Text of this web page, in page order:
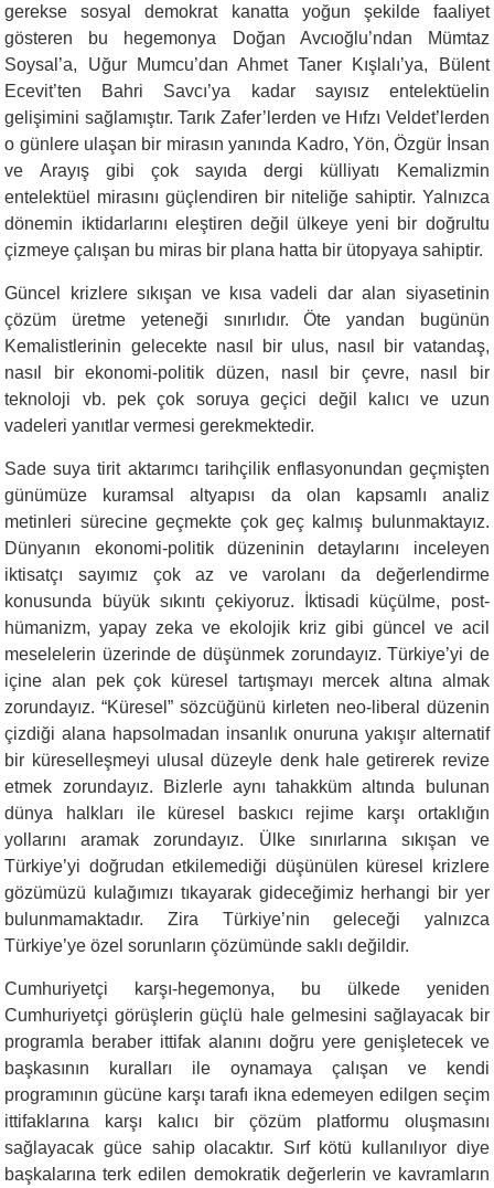
gerekse sosyal demokrat kanatta yoğun şekilde faaliyet
gösteren bu hegemonya Doğan Avcıoğlu’ndan Mümtaz
Soysal’a, Uğur Mumcu’dan Ahmet Taner Kışlalı’ya, Bülent
Ecevit’ten Bahri Savcı’ya kadar sayısız entelektüelin
gelişimini sağlamıştır. Tarık Zafer’lerden ve Hıfzı Veldet’lerden
o günlere ulaşan bir mirasın yanında Kadro, Yön, Özgür İnsan
ve Arayış gibi çok sayıda dergi külliyatı Kemalizmin
entelektüel mirasını güçlendiren bir niteliğe sahiptir. Yalnızca
dönemin iktidarlarını eleştiren değil ülkeye yeni bir doğrultu
çizmeye çalışan bu miras bir plana hatta bir ütopyaya sahiptir.
Güncel krizlere sıkışan ve kısa vadeli dar alan siyasetinin
çözüm üretme yeteneği sınırlıdır. Öte yandan bugünün
Kemalistlerinin gelecekte nasıl bir ulus, nasıl bir vatandaş,
nasıl bir ekonomi-politik düzen, nasıl bir çevre, nasıl bir
teknoloji vb. pek çok soruya geçici değil kalıcı ve uzun
vadeleri yanıtlar vermesi gerekmektedir.
Sade suya tirit aktarımcı tarihçilik enflasyonundan geçmişten
günümüze kuramsal altyapısı da olan kapsamlı analiz
metinleri sürecine geçmekte çok geç kalmış bulunmaktayız.
Dünyanın ekonomi-politik düzeninin detaylarını inceleyen
iktisatçı sayımız çok az ve varolanı da değerlendirme
konusunda büyük sıkıntı çekiyoruz. İktisadi küçülme, post-
hümanizm, yapay zeka ve ekolojik kriz gibi güncel ve acil
meselelerin üzerinde de düşünmek zorundayız. Türkiye’yi de
içine alan pek çok küresel tartışmayı mercek altına almak
zorundayız. “Küresel” sözcüğünü kirleten neo-liberal düzenin
çizdiği alana hapsolmadan insanlık onuruna yakışır alternatif
bir küreselleşmeyi ulusal düzeyle denk hale getirerek revize
etmek zorundayız. Bizlerle aynı tahakküm altında bulunan
dünya halkları ile küresel baskıcı rejime karşı ortaklığın
yollarını aramak zorundayız. Ülke sınırlarına sıkışan ve
Türkiye’yi doğrudan etkilemediği düşünülen küresel krizlere
gözümüzü kulağımızı tıkayarak gideceğimiz herhangi bir yer
bulunmamaktadır. Zira Türkiye’nin geleceği yalnızca
Türkiye’ye özel sorunların çözümünde saklı değildir.
Cumhuriyetçi karşı-hegemonya, bu ülkede yeniden
Cumhuriyetçi görüşlerin güçlü hale gelmesini sağlayacak bir
programla beraber ittifak alanını doğru yere genişletecek ve
başkasının kuralları ile oynamaya çalışan ve kendi
programının gücüne karşı tarafı ikna edemeyen edilgen seçim
ittifaklarına karşı kalıcı bir çözüm platformu oluşmasını
sağlayacak güce sahip olacaktır. Sırf kötü kullanılıyor diye
başkalarına terk edilen demokratik değerlerin ve kavramların